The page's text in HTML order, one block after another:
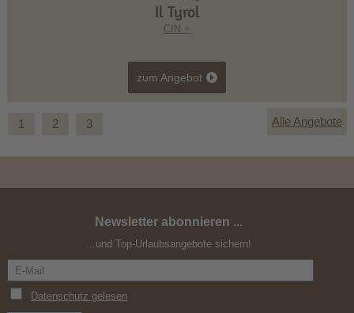
Il Tyrol
CIN +
Herbst ohne Auto
zum Angebot
1 2 3 Alle Angebote
Newsletter abonnieren ...
...und Top-Urlaubsangebote sichern!